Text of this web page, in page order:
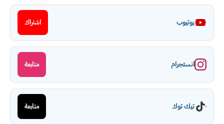
يوتيوب اشتراك
انستجرام متابعة
تيك توك متابعة